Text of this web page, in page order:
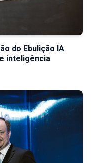
do Ebulição IA
inteligência